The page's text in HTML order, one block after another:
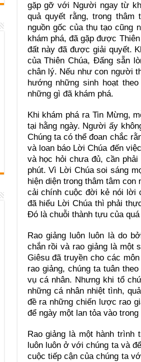
gặp gỡ với Người ngay từ
quả quyết rằng, trong
nguồn gốc của thụ tạo cũng
khám phá, đã gặp được
đất này đã được giải quyết.
của Thiên Chúa, Ðấng sẵn
chân lý. Nếu như con người
hướng những sinh hoạt
những gì đã khám phá.
Khi khám phá ra Tin Mừng,
tại hằng ngày. Người ấy
Chúng ta có thể đoan chắc
và loan báo Lời Chúa đến
và học hỏi chưa đủ, cần
phút. Vì Lời Chúa soi sáng
hiện diện trong thâm tâm
cải chính cuộc đời kẻ nói lời
đã hiểu Lời Chúa thì phải
Ðó là chuỗi thành tựu của
Rao giảng luôn luôn là do
chắn rồi và rao giảng là một
Giêsu đã truyền cho các
rao giảng, chúng ta tuân
vụ cá nhân. Nhưng khi tổ
những cá nhân nhiệt tình,
đề ra những chiến lược rao
để ngày một lan tỏa vào
Rao giảng là một hành
luôn luôn ở với chúng ta và
cuộc tiếp cận của chúng ta